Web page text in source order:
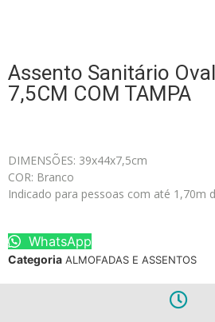
Assento Sanitário
7,5CM COM TAMPA
DIMENSÕES: 39x44x7,5cm
COR: Branco
Indicado para pessoas com até 1,70m
WhatsApp
Categoria ALMOFADAS E ASSENTOS